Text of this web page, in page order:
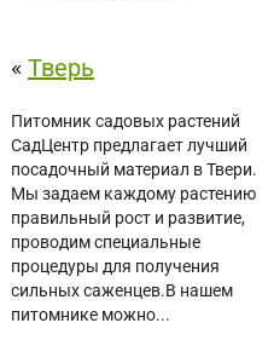
« Тверь
Питомник садовых растений
СадЦентр предлагает лучший
посадочный материал в Твери.
Мы задаем каждому растению
правильный рост и развитие,
проводим специальные
процедуры для получения
сильных саженцев.В нашем
питомнике можно...